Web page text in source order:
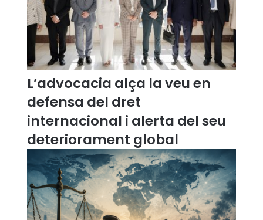
c
a
c
i
C
a
a
l
a
n
e
l
D
i
e
n
t
a
c
i
ó
e
à
t
i
c
a
d
L’advocacia alça la veu en
defensa del dret
internacional i alerta del seu
deteriorament global